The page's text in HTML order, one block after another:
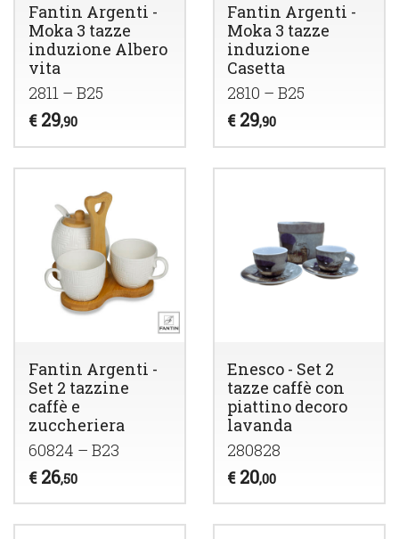
Fantin Argenti -
Moka 3 tazze
induzione Albero
vita
2811 – B25
€ 29,90
Fantin Argenti -
Moka 3 tazze
induzione
Casetta
2810 – B25
€ 29,90
Fantin Argenti -
Set 2 tazzine
caffè e
zuccheriera
60824 – B23
€ 26,50
Enesco - Set 2
tazze caffè con
piattino decoro
lavanda
280828
€ 20,00